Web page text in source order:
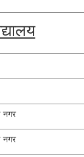
नगर
नगर